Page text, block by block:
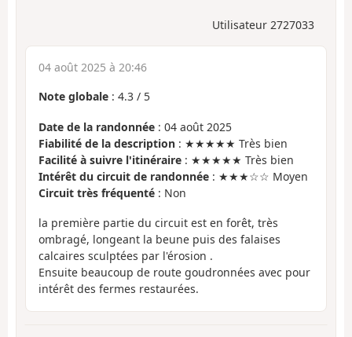
Utilisateur 2727033
04 août 2025 à 20:46
Note globale : 4.3 / 5
Date de la randonnée : 04 août 2025
Fiabilité de la description : ★★★★★ Très bien
Facilité à suivre l'itinéraire : ★★★★★ Très bien
Intérêt du circuit de randonnée : ★★★☆☆ Moyen
Circuit très fréquenté : Non
la première partie du circuit est en forêt, très
ombragé, longeant la beune puis des falaises
calcaires sculptées par l'érosion .
Ensuite beaucoup de route goudronnées avec pour
intérêt des fermes restaurées.